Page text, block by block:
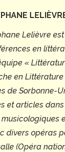
Lelièvre
en
«
en
de Sorbonne-
et articles
divers opéras
(Opéra